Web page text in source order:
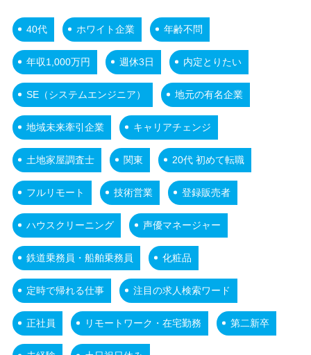
40代 ホワイト企業 年齢不問
年収1,000万円 週休3日 内定とりたい
SE（システムエンジニア） 地元の有名企業
地域未来牽引企業 キャリアチェンジ
土地家屋調査士 関東 20代 初めて転職
フルリモート 技術営業 登録販売者
ハウスクリーニング 声優マネージャー
鉄道乗務員・船舶乗務員 化粧品
定時で帰れる仕事 注目の求人検索ワード
正社員 リモートワーク・在宅勤務 第二新卒